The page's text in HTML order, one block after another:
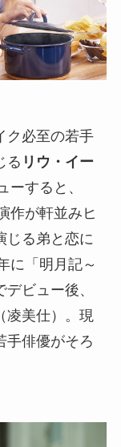
ク必至の若手
る リウ・イー
ーすると、
作が軒並みヒ
じる弟と恋に
に「明月記～
ビュー後、
（凌美仕）。現
手俳優がそろ